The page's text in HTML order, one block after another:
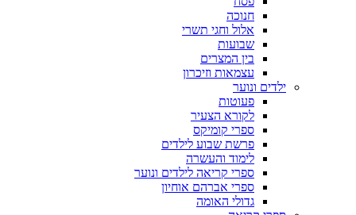
חנוכה
אלול וחגי תשרי
שבועות
בין המצרים
עצמאות וזיכרון
ילדים ונוער
פעוטות
לקורא הצעיר
ספרי קומיקס
פרשת שבוע לילדים
לימוד והעשרה
ספרי קריאה לילדים ונוער
ספרי אברהם אוחיון
גדולי האומה